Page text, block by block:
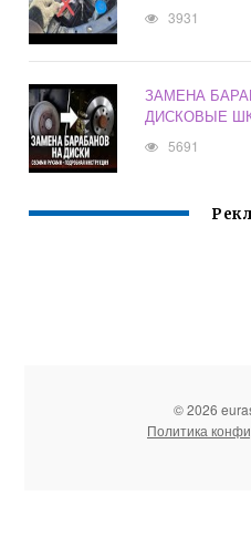
3931
ЗАМЕНА
ДИСКОВЫЕ
5691
© 2026
Политика